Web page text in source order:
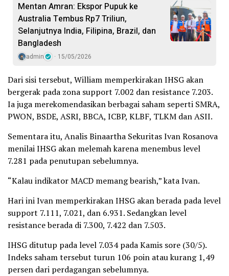
Mentan Amran: Ekspor Pupuk ke
Australia Tembus Rp7 Triliun,
Selanjutnya India, Filipina, Brazil, dan
Bangladesh
admin 15/05/2026
Dari sisi tersebut, William memperkirakan IHSG akan
bergerak pada zona support 7.002 dan resistance 7.203.
Ia juga merekomendasikan berbagai saham seperti SMRA,
PWON, BSDE, ASRI, BBCA, ICBP, KLBF, TLKM dan ASII.
Sementara itu, Analis Binaartha Sekuritas Ivan Rosanova
menilai IHSG akan melemah karena menembus level
7.281 pada penutupan sebelumnya.
“Kalau indikator MACD memang bearish,” kata Ivan.
Hari ini Ivan memperkirakan IHSG akan berada pada level
support 7.111, 7.021, dan 6.931. Sedangkan level
resistance berada di 7.300, 7.422 dan 7.503.
IHSG ditutup pada level 7.034 pada Kamis sore (30/5).
Indeks saham tersebut turun 106 poin atau kurang 1,49
persen dari perdagangan sebelumnya.